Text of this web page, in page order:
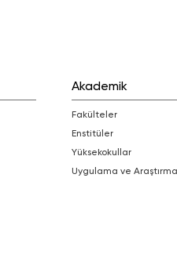
Akademik
Fakülteler
Enstitüler
Yüksekokullar
Uygulama ve